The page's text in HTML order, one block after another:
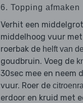
6. Topping afmaken
Verhit een
middelhoog vuur
roerbak de helft van
goudbruin. Voeg de
30sec mee en neem
vuur. Roer de
erdoor en kruid met